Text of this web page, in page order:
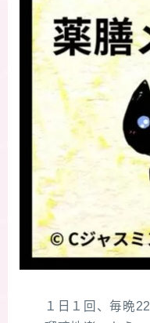
１日１回、毎晩